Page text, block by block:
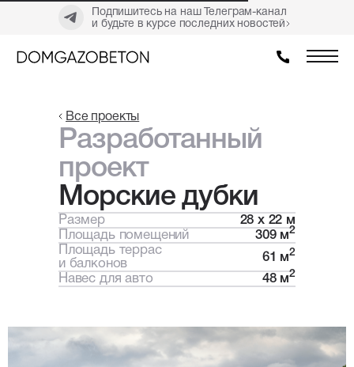
Подпишитесь на наш Телеграм-канал
и будьте в курсе последних новостей
Все проекты
Разработанный
проект
Морские дубки
Размер
28 х 22 м
Площадь помещений
309 м2
Площадь террас
и балконов
61 м2
Навес для авто 48 м2